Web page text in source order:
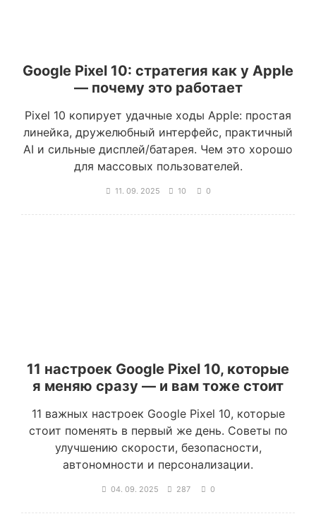
Google Pixel 10: стратегия как у Apple
— почему это работает
Pixel 10 копирует удачные ходы Apple: простая
линейка, дружелюбный интерфейс, практичный
AI и сильные дисплей/батарея. Чем это хорошо
для массовых пользователей.
11. 09. 2025 10 0
11 настроек Google Pixel 10, которые
я меняю сразу — и вам тоже стоит
11 важных настроек Google Pixel 10, которые
стоит поменять в первый же день. Советы по
улучшению скорости, безопасности,
автономности и персонализации.
04. 09. 2025 287 0